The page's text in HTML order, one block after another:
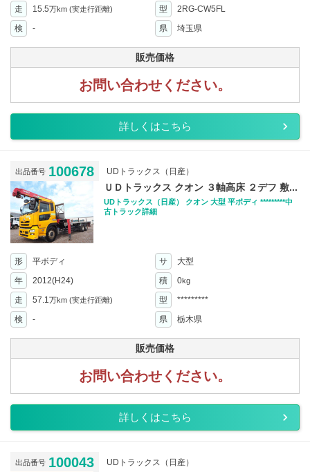
走 15.5万km (実走行距離) 型
2RG-CW5FL
検
- 県 埼玉県
販売価格
お問い合わせください。
詳しくはこちら
出品番号 100678 UDトラックス（日産）
ＵＤトラックス クオン ３軸高床 ２デフ 敷...
UDトラックス（日産） クオン 大型 平ボディ *********中
古トラック詳細
形 平ボディ サ
大型
年
2012(H24) 積 0kg
走 57.1万km (実走行距離) 型
*********
検
- 県 栃木県
販売価格
お問い合わせください。
詳しくはこちら
出品番号 100043 UDトラックス（日産）